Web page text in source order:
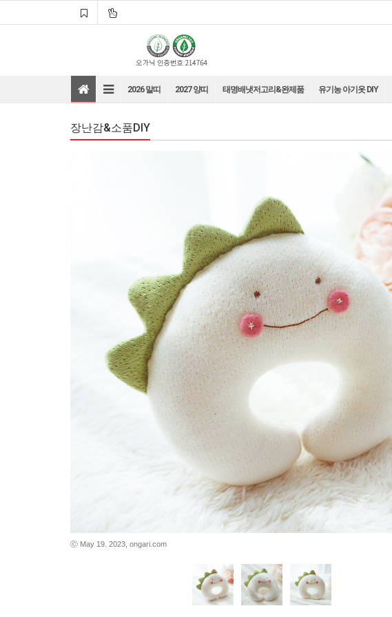
바로가기
바로가기
바로가기
바로가기
바로가기
2026 말띠 2027 양띠 태명배냇저고리&완제품 유기농 아기옷 DIY
장난감&소품DIY
ⓒ May 19. 2023, ongari.com